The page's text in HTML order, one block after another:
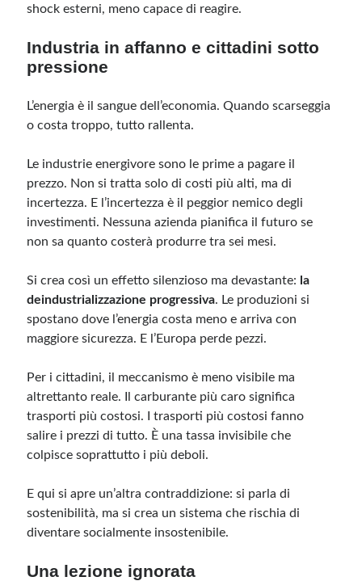
shock esterni, meno capace di reagire.
Industria in affanno e cittadini sotto
pressione
L’energia è il sangue dell’economia. Quando scarseggia
o costa troppo, tutto rallenta.
Le industrie energivore sono le prime a pagare il
prezzo. Non si tratta solo di costi più alti, ma di
incertezza. E l’incertezza è il peggior nemico degli
investimenti. Nessuna azienda pianifica il futuro se
non sa quanto costerà produrre tra sei mesi.
Si crea così un effetto silenzioso ma devastante: la
deindustrializzazione progressiva. Le produzioni si
spostano dove l’energia costa meno e arriva con
maggiore sicurezza. E l’Europa perde pezzi.
Per i cittadini, il meccanismo è meno visibile ma
altrettanto reale. Il carburante più caro significa
trasporti più costosi. I trasporti più costosi fanno
salire i prezzi di tutto. È una tassa invisibile che
colpisce soprattutto i più deboli.
E qui si apre un’altra contraddizione: si parla di
sostenibilità, ma si crea un sistema che rischia di
diventare socialmente insostenibile.
Una lezione ignorata